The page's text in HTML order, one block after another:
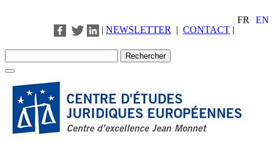
FR
EN
| NEWSLETTER | CONTACT |